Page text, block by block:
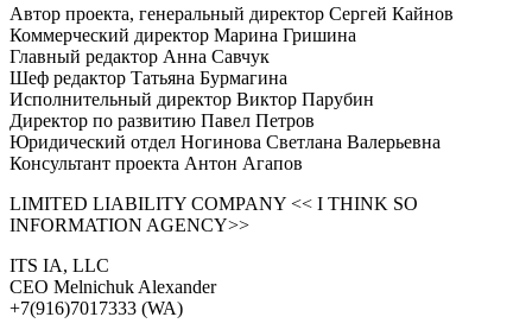
Автор проекта, генеральный директор Сергей Кайнов
Коммерческий директор Марина Гришина
Главный редактор Анна Савчук
Шеф редактор Татьяна Бурмагина
Исполнительный директор Виктор Парубин
Директор по развитию Павел Петров
Юридический отдел Ногинова Светлана Валерьевна
Консультант проекта Антон Агапов
LIMITED LIABILITY COMPANY << I THINK SO
INFORMATION AGENCY>>
ITS IA, LLC
CEO Melnichuk Alexander
+7(916)7017333 (WA)